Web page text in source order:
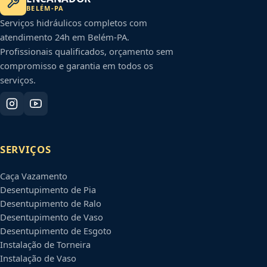
BELÉM-PA
Serviços hidráulicos completos com
atendimento 24h em Belém-PA.
Profissionais qualificados, orçamento sem
compromisso e garantia em todos os
serviços.
SERVIÇOS
Caça Vazamento
Desentupimento de Pia
Desentupimento de Ralo
Desentupimento de Vaso
Desentupimento de Esgoto
Instalação de Torneira
Instalação de Vaso